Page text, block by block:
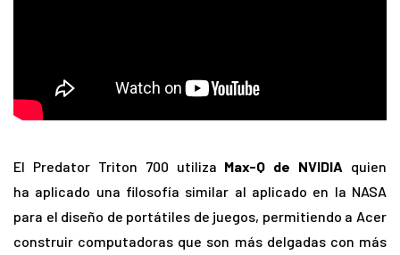
El Predator Triton 700 utiliza Max-Q de NVIDIA quien
ha aplicado una filosofía similar al aplicado en la NASA
para el diseño de portátiles de juegos, permitiendo a Acer
construir computadoras que son más delgadas con más